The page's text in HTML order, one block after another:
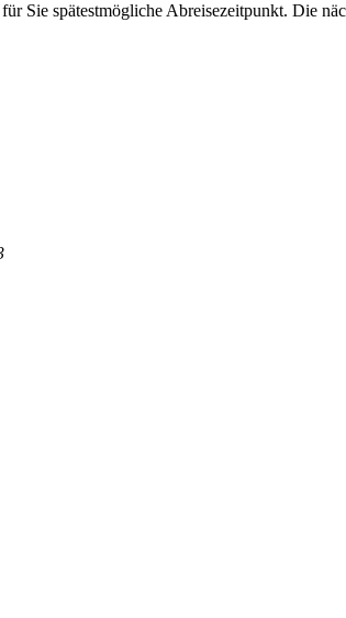
Sie spätestmögliche Abreisezeitpunkt. Die